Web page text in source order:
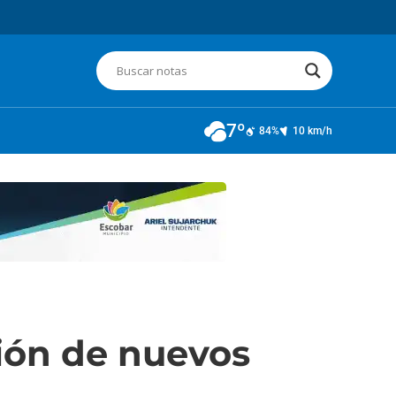
7º 84% 10 km/h
de nuevos